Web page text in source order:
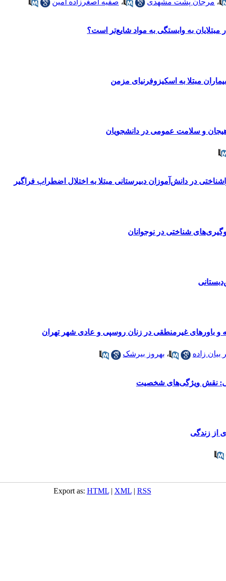
، مرجان پشت مشهدی ، صفیه اصغرزاده امین
مبتلایان به وابستگی به مواد شایع‌تر است؟
مبتلا به اسکیزوفرنیای مزمن
هیجان و سلامت عمومی ‌در دانشجویان
در دانش‌آموزان دبیرستانی مبتلا به اختلال اضطراب فراگیر
شناختی در نوجوانان
و باورهای غیرمنطقی در زنان روسپی و عادی شهر تهران
بیان زاده ، بهروز بیرشک
نقش ویژگی‌های شخصیت
از زندگی
Export as: HTML| XML| RSS